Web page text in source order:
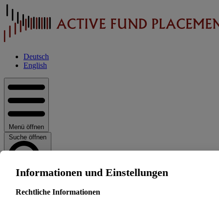
Deutsch
English
Menü öffnen
Suche öffnen
Home
Informationen und Einstellungen
Rechtliche Informationen